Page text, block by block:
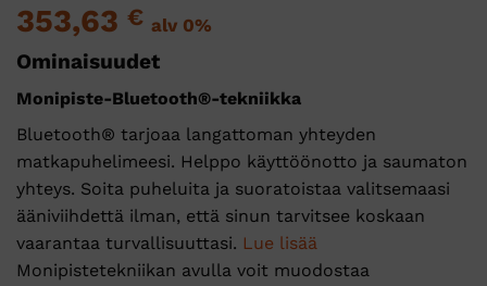
353,63 € alv 0%
Ominaisuudet
Monipiste-Bluetooth®-tekniikka
Bluetooth® tarjoaa langattoman yhteyden
matkapuhelimeesi. Helppo käyttöönotto ja saumaton
yhteys. Soita puheluita ja suoratoistaa valitsemaasi
ääniviihdettä ilman, että sinun tarvitsee koskaan
vaarantaa turvallisuuttasi. Lue lisää
Monipistetekniikan avulla voit muodostaa